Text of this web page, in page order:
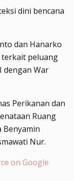
dini bencana
dan Hanarko
peluang
dengan War
Perikanan dan
Ruang
Benyamin
Nur.
on Google